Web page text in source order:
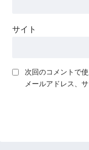
サイト
次回のコメントで
メールアドレス、